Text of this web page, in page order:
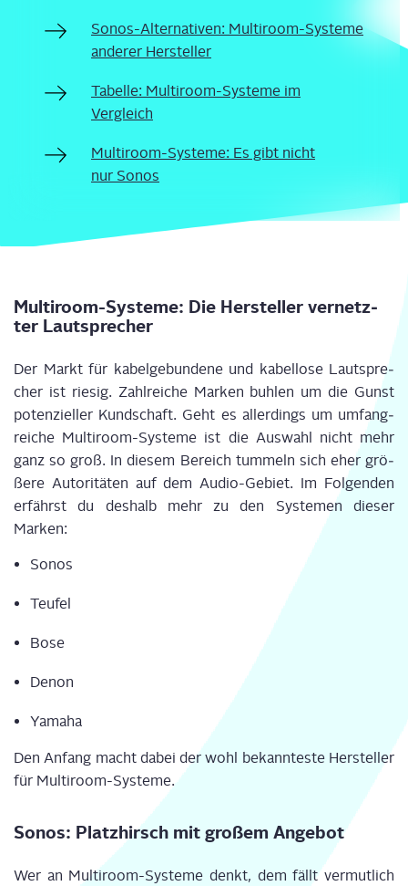
Sonos-Alter­na­ti­ven: Mul­ti­room-Sys­te­me
ande­rer Hersteller
Tabel­le: Mul­ti­room-Sys­te­me im
Vergleich
Mul­ti­room-Sys­te­me: Es gibt nicht
nur Sonos
Mul­ti­room-Sys­te­me: Die Her­stel­ler ver­netz­
ter Lautsprecher
Der Markt für kabel­ge­bun­de­ne und kabel­lo­se Laut­spre­
cher ist rie­sig. Zahl­rei­che Mar­ken buh­len um die Gunst
poten­zi­el­ler Kund­schaft. Geht es aller­dings um umfang­
rei­che Mul­ti­room-Sys­te­me ist die Aus­wahl nicht mehr
ganz so groß. In die­sem Bereich tum­meln sich eher grö­
ße­re Auto­ri­tä­ten auf dem Audio-Gebiet. Im Fol­gen­den
erfährst du des­halb mehr zu den Sys­te­men die­ser
Marken:
Sonos
Teu­fel
Bose
Denon
Yama­ha
Den Anfang macht dabei der wohl bekann­tes­te Her­stel­ler
für Multiroom-Systeme.
Sonos: Platz­hirsch mit gro­ßem Angebot
Wer an Mul­ti­room-Sys­te­me denkt, dem fällt ver­mut­lich